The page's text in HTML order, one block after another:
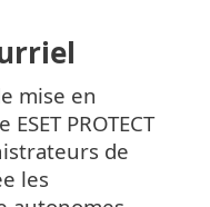
mise en
PROTECT
de
les